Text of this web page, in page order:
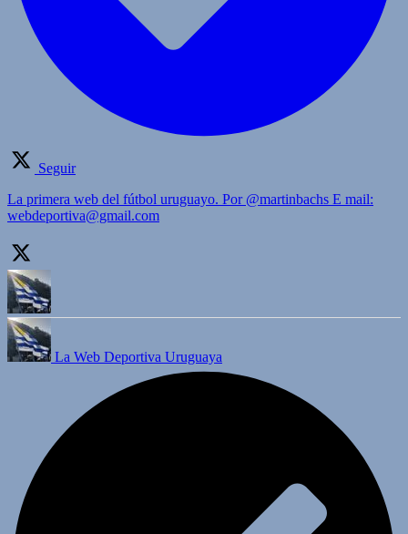
Seguir
La primera web del fútbol uruguayo. Por @martinbachs E mail:
webdeportiva@gmail.com
La Web Deportiva Uruguaya